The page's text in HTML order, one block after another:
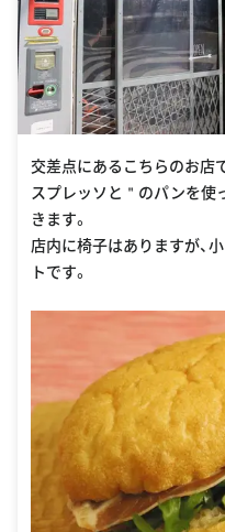
交差点にあるこちらのお店
スプレッソと＂のパンを使
きます。
店内に椅子はありますが、
トです。